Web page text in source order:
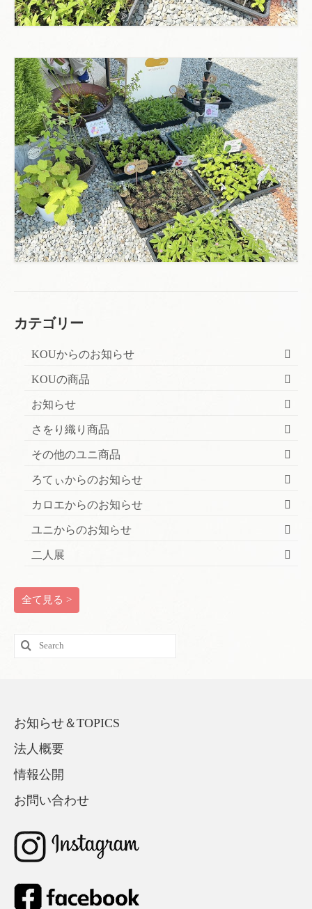
カテゴリー
KOUからのお知らせ
KOUの商品
お知らせ
さをり織り商品
その他のユニ商品
ろてぃからのお知らせ
カロエからのお知らせ
ユニからのお知らせ
二人展
全て見る >
Search
for:
お知らせ＆TOPICS
法人概要
情報公開
お問い合わせ